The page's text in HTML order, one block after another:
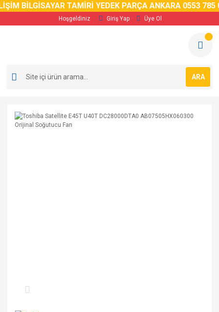
BİLGİSAYAR TAMİRİ YEDEK PARÇA ANKARA 0553 785 02
Hoşgeldiniz Giriş Yap Üye Ol
ARA